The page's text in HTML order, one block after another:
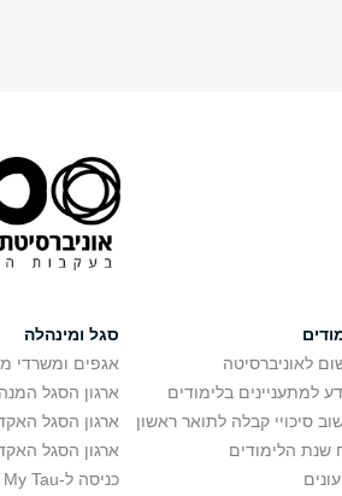
לאוניברסיטה
למתעניינים בלימודים
סיכויי קבלה לתואר ראשון
שנת הלימודים
סגל ומינהלה
אגפים ומשרדי
ארגון הסגל
ארגון הסגל
ארגון הסגל
כניסה ל-My Tau